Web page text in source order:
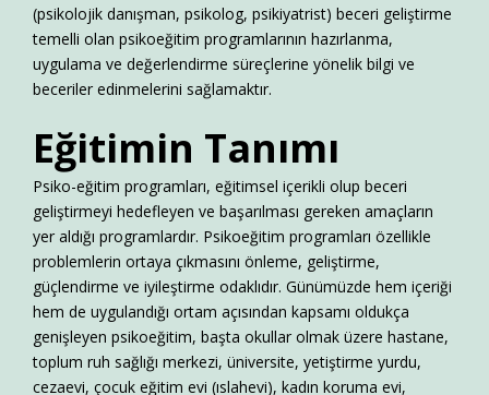
(psikolojik danışman, psikolog, psikiyatrist) beceri geliştirme
temelli olan psikoeğitim programlarının hazırlanma,
uygulama ve değerlendirme süreçlerine yönelik bilgi ve
beceriler edinmelerini sağlamaktır.
Eğitimin Tanımı
Psiko-eğitim programları, eğitimsel içerikli olup beceri
geliştirmeyi hedefleyen ve başarılması gereken amaçların
yer aldığı programlardır. Psikoeğitim programları özellikle
problemlerin ortaya çıkmasını önleme, geliştirme,
güçlendirme ve iyileştirme odaklıdır. Günümüzde hem içeriği
hem de uygulandığı ortam açısından kapsamı oldukça
genişleyen psikoeğitim, başta okullar olmak üzere hastane,
toplum ruh sağlığı merkezi, üniversite, yetiştirme yurdu,
cezaevi, çocuk eğitim evi (ıslahevi), kadın koruma evi,